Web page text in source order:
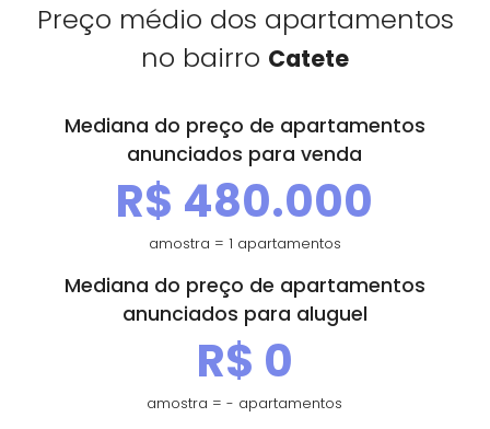
Fale conosco
Administração de condomínios
Fale Conosco
Falar com especialista
Central de Atendimento
Preço médio dos apartamentos
no bairro Catete
Mediana do preço de apartamentos
anunciados para venda
R$ 480.000
amostra = 1 apartamentos
Mediana do preço de apartamentos
anunciados para aluguel
R$ 0
amostra = - apartamentos